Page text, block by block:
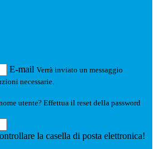
E-mail Verrà inviato un messaggio
necessarie.
utente? Effettua il reset della password
la casella di posta elettronica!